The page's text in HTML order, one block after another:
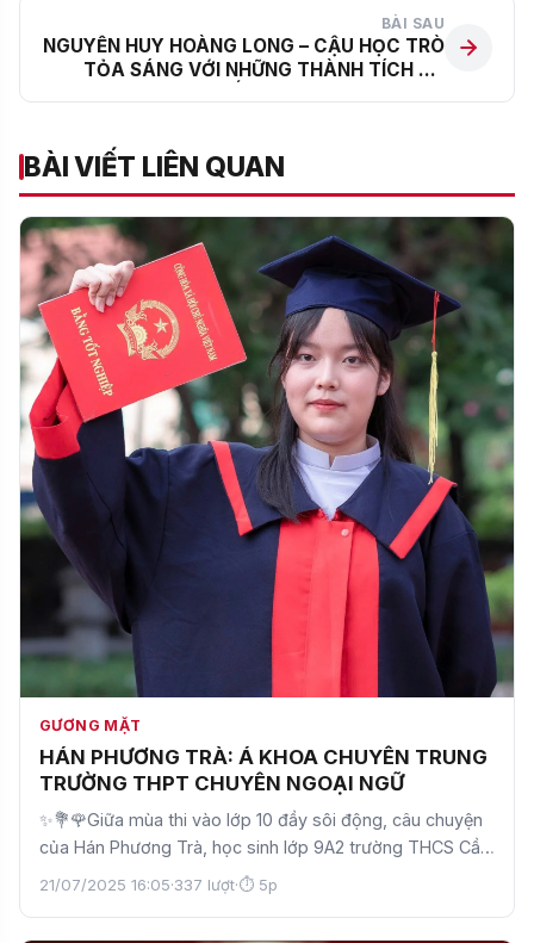
BÀI SAU
NGUYỄN HUY HOÀNG LONG – CẬU HỌC TRÒ
TỎA SÁNG VỚI NHỮNG THÀNH TÍCH ẤN
BÀI VIẾT LIÊN QUAN
GƯƠNG MẶT
HÁN PHƯƠNG TRÀ: Á KHOA CHUYÊN TRUNG
TRƯỜNG THPT CHUYÊN NGOẠI NGỮ
✨💐🌹Giữa mùa thi vào lớp 10 đầy sôi động, câu chuyện
của Hán Phương Trà, học sinh lớp 9A2 trường THCS Cầu
Giấ…
21/07/2025 16:05·337 lượt·⏱ 5p